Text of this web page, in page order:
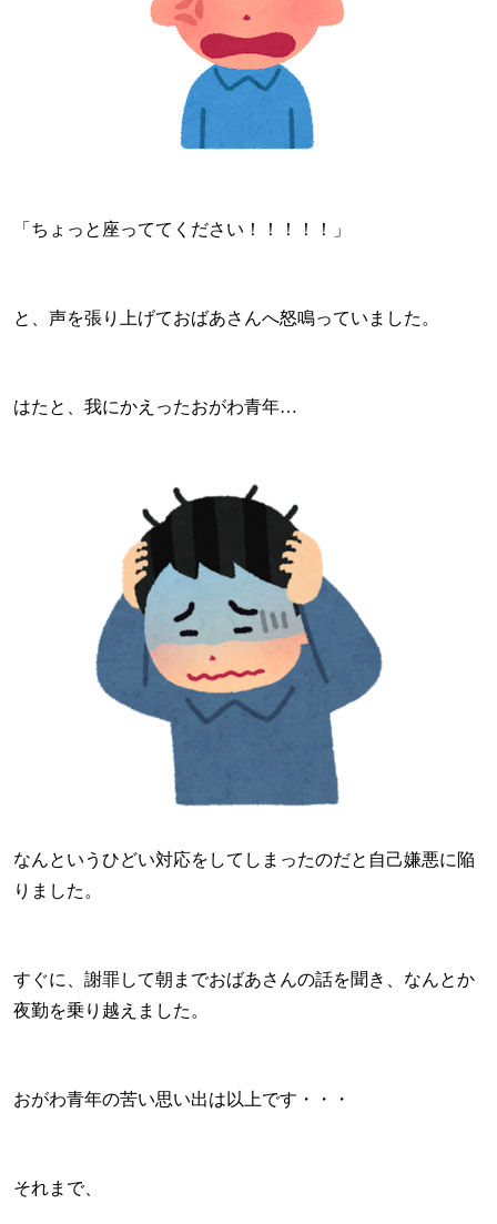
「ちょっと座っててください！！！！！」
と、声を張り上げておばあさんへ怒鳴っていました。
はたと、我にかえったおがわ青年…
なんというひどい対応をしてしまったのだと自己嫌悪に陥
りました。
すぐに、謝罪して朝までおばあさんの話を聞き、なんとか
夜勤を乗り越えました。
おがわ青年の苦い思い出は以上です・・・
それまで、